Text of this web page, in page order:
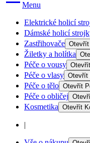
Menu
Elektrické holicí
Dámské holicí
Zastřihovače Otevřít
Žiletky a holítka
Péče o vousy Otevřít
Péče o vlasy Otevřít
Péče o tělo Otevřít
Péče o obličej
Kosmetika Otevřít
|